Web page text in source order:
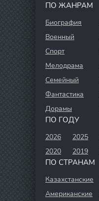
ПО ЖАНРАМ
Биография
Военный
Спорт
Мелодрама
Семейный
Фантастика
Дорамы
ПО ГОДУ
2026 2025
2020
2019
ПО СТРАНАМ
Казахстанские
Американские